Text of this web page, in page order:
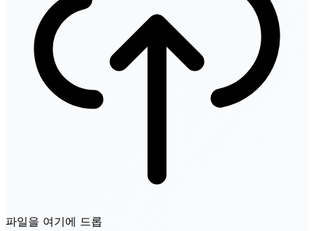
파일을 여기에 드롭